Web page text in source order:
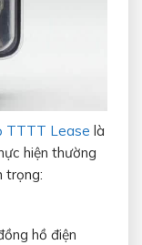
TTTT Lease là
hiện thường
trọng:
hồ điện